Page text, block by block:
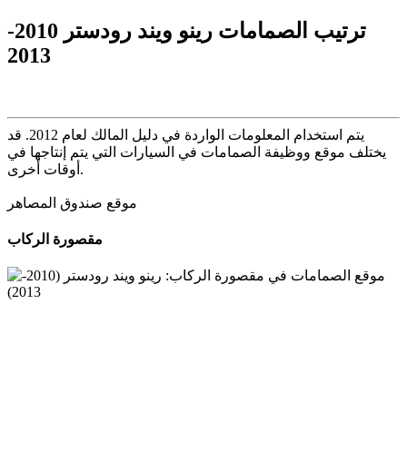
ترتيب الصمامات رينو ويند رودستر 2010-
2013
يتم استخدام المعلومات الواردة في دليل المالك لعام 2012.
قد
يختلف موقع ووظيفة الصمامات في السيارات التي يتم إنتاجها في
أوقات أخرى.
موقع صندوق المصاهر
مقصورة الركاب